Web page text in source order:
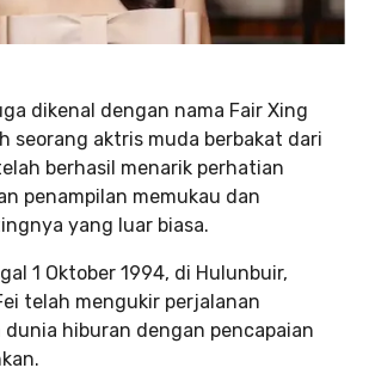
dikenal dengan nama Fair Xing
seorang aktris muda berbakat dari
berhasil menarik perhatian
penampilan memukau dan
yang luar biasa.
1 Oktober 1994, di Hulunbuir,
telah mengukir perjalanan
dunia hiburan dengan pencapaian